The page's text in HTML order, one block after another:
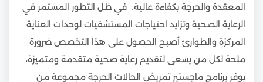
المعقدة والحرجة بكفاءة عالية. في ظل التطور المستمر في
الرعاية الصحية وتزايد احتياجات المستشفيات لوحدات العناية
المركزة والطوارئ أصبح الحصول على هذا التخصص ضرورة
ملحة لكل من يسعى لتقديم رعاية صحية متقدمة ومتميزة،
يوفر برنامج ماجستير تمريض الحالات الحرجة مجموعة من